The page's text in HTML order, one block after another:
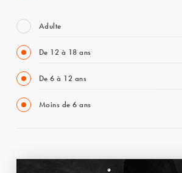
Adulte
De 12 à 18 ans
De 6 à 12 ans
Moins de 6 ans